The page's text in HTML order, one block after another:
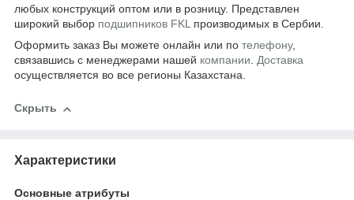
любых конструкций оптом или в розницу. Представлен
широкий выбор подшипников FKLпроизводимых в Сербии.
Оформить заказ Вы можете онлайн или по телефону,
связавшись с менеджерами нашей компании. Доставка
осуществляется во все регионы Казахстана.
Скрыть
Характеристики
Основные атрибуты